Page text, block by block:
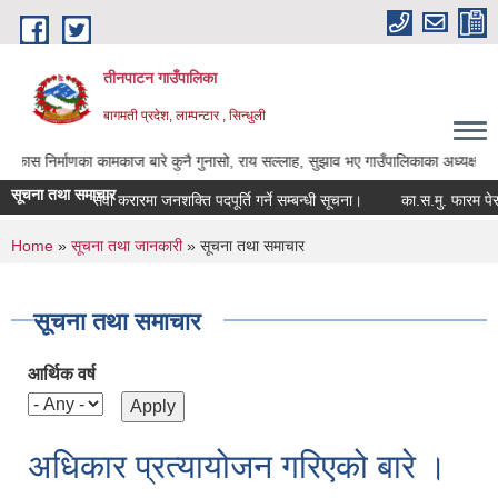
Skip to main content
तीनपाटन गाउँपालिका
बागमती प्रदेश, लाम्पन्टार , सिन्धुली
बारे कुनै गुनासो, राय सल्लाह, सुझाव भए गाउँपालिकाका अध्यक्ष ज्यू, उपाध्यक्ष
सूचना तथा समाचार
सेवा करारमा जनशक्ति पदपूर्ति गर्ने सम्बन्धी सूचना। का.स.मु. फारम पेस गर्ने
You are here
Home » सूचना तथा जानकारी» सूचना तथा समाचार
सूचना तथा समाचार
आर्थिक वर्ष
अधिकार प्रत्यायोजन गरिएको बारे ।